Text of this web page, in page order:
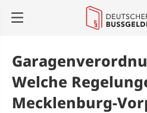
Welche
Mecklenburg-